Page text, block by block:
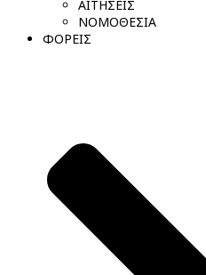
ΑΙΤΗΣΕΙΣ
ΝΟΜΟΘΕΣΙΑ
ΦΟΡΕΙΣ